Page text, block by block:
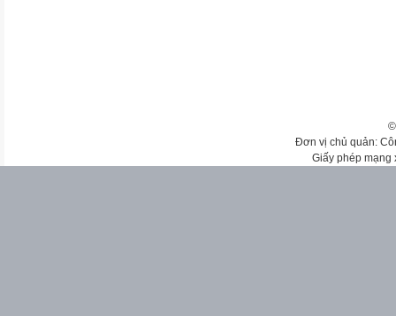
Đơn vị chủ quản:
Giấy phép mạng